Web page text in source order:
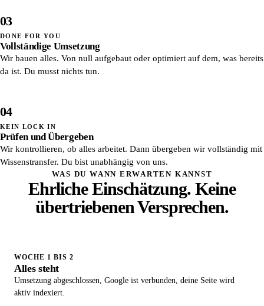
03
DONE FOR YOU
Vollständige Umsetzung
Wir bauen alles. Von null aufgebaut oder optimiert auf dem, was bereits
da ist. Du musst nichts tun.
04
KEIN LOCK IN
Prüfen und Übergeben
Wir kontrollieren, ob alles arbeitet. Dann übergeben wir vollständig mit
Wissenstransfer. Du bist unabhängig von uns.
WAS DU WANN ERWARTEN KANNST
Ehrliche Einschätzung. Keine
übertriebenen Versprechen.
WOCHE 1 BIS 2
Alles steht
Umsetzung abgeschlossen, Google ist verbunden, deine Seite wird
aktiv indexiert.